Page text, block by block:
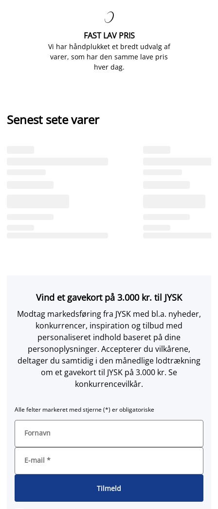

FAST LAV PRIS
Vi har håndplukket et bredt udvalg af
varer, som har den samme lave pris
hver dag.
Senest sete varer
Vind et gavekort på 3.000 kr. til JYSK
Modtag markedsføring fra JYSK med bl.a. nyheder,
konkurrencer, inspiration og tilbud med
personaliseret indhold baseret på dine
personoplysninger. Accepterer du vilkårene,
deltager du samtidig i den månedlige lodtrækning
om et gavekort til JYSK på 3.000 kr. Se
konkurrencevilkår.
Alle felter markeret med stjerne (*) er obligatoriske
Fornavn
E-mail *
Tilmeld